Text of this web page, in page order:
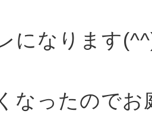
になります
なったので